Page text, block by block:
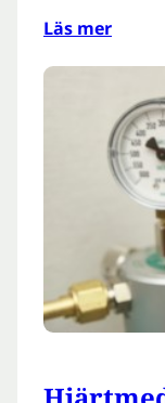
Läs mer